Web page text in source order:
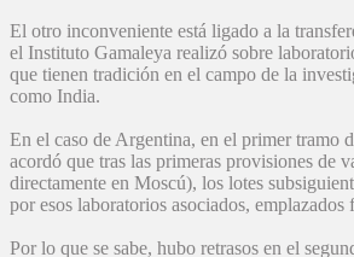
El otro inconveniente está ligado a la
el Instituto Gamaleya realizó sobre
que tienen tradición en el campo de la
como India.
En el caso de Argentina, en el primer tramo
acordó que tras las primeras provisiones de
directamente en Moscú), los lotes
por esos laboratorios asociados, emplazados
Por lo que se sabe, hubo retrasos en el